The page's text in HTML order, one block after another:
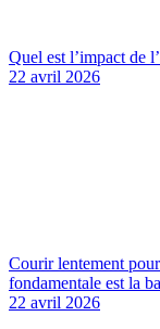
Quel est l’impact de
22 avril 2026
Courir lentement
fondamentale est la
22 avril 2026